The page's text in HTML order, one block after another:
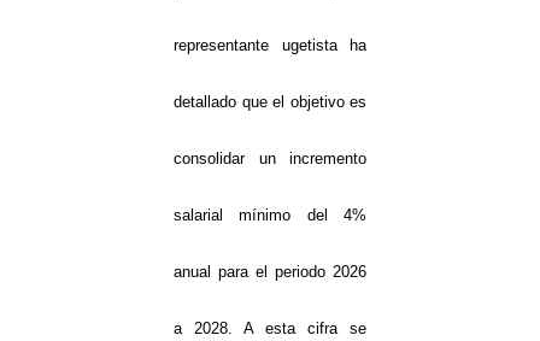
representante ugetista ha
detallado que el objetivo es
consolidar un incremento
salarial mínimo del 4%
anual para el periodo 2026
a 2028. A esta cifra se